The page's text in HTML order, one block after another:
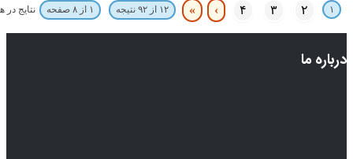
۱ ۲ ۳ ۴ ›
» ۱۲ از ۹۲ نتیجه ۱ از ۸ صفحه نتایج
درباره ما